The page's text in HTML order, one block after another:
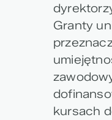
Granty
kursach